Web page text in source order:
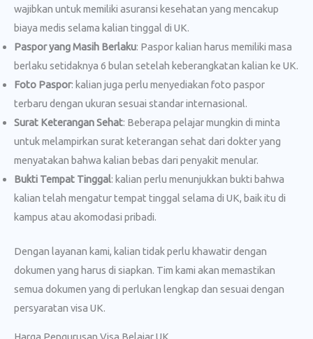
wajibkan untuk memiliki asuransi kesehatan yang mencakup
biaya medis selama kalian tinggal di UK.
Paspor yang Masih Berlaku: Paspor kalian harus memiliki masa
berlaku setidaknya 6 bulan setelah keberangkatan kalian ke UK.
Foto Paspor: kalian juga perlu menyediakan foto paspor
terbaru dengan ukuran sesuai standar internasional.
Surat Keterangan Sehat: Beberapa pelajar mungkin di minta
untuk melampirkan surat keterangan sehat dari dokter yang
menyatakan bahwa kalian bebas dari penyakit menular.
Bukti Tempat Tinggal: kalian perlu menunjukkan bukti bahwa
kalian telah mengatur tempat tinggal selama di UK, baik itu di
kampus atau akomodasi pribadi.
Dengan layanan kami, kalian tidak perlu khawatir dengan
dokumen yang harus di siapkan. Tim kami akan memastikan
semua dokumen yang di perlukan lengkap dan sesuai dengan
persyaratan visa UK.